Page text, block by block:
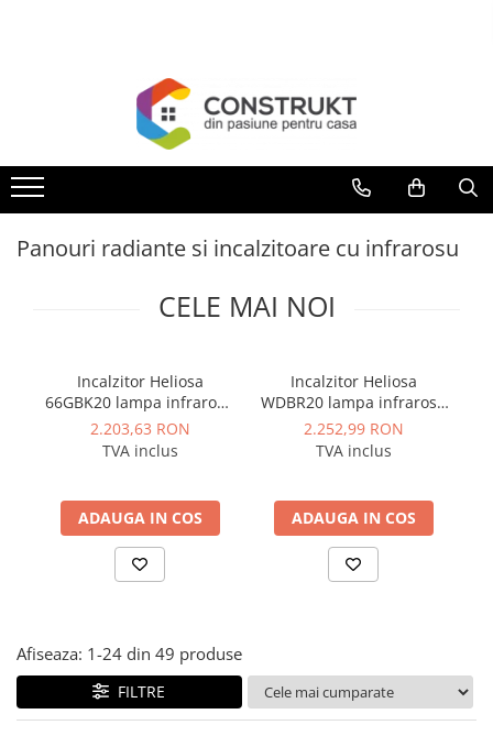
Termoseminee, seminee si sobe
Cazane pe combustibil solid
Cazane pe combustibil gazos/lichid
Aeroterme si destratificatoare de
Radiatoare si convectoare
Incalzire in pardoseala
Panouri radiante si incalzitoare cu
Solutii de curatare si tratare
Schimbatoare de caldura
Pompe de caldura
Incalzitoare pe motorina / gaz
Generatoare de abur
Panouri radiante si incalzitoare cu infrarosu
CELE MAI NOI
Incalzitor Heliosa
66GBK20 lampa infrarosu
fara lumina 2000W IPX5
2.203,63 RON
TVA inclus
ADAUGA IN COS
Incalzitor Heliosa
WDBR20 lampa infrarosu
2000W IPX5 cu
telecomanda
2.252,99 RON
TVA inclus
ADAUGA IN COS
Afiseaza: 1-24 din 49 produse
FILTRE